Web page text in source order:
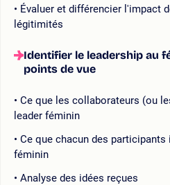
Évaluer et différencier l'impact
légitimités
Identifier le leadership au
points de vue
Ce que les collaborateurs (ou
leader féminin
Ce que chacun des participants
féminin
Analyse des idées reçues